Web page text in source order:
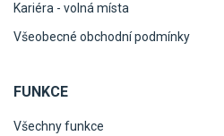
Kariéra - volná místa
Všeobecné obchodní podmínky
FUNKCE
Všechny funkce